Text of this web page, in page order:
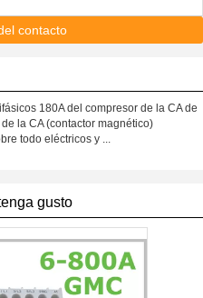
contacto
180A del compresor de la CA de
la CA (contactor magnético)
todo eléctricos y ...
gusto